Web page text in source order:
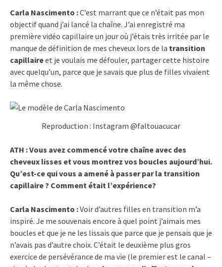
Carla Nascimento :C’est marrant que ce n’était pas mon
objectif quand j’ai lancé la chaîne. J’ai enregistré ma
première vidéo capillaire un jour où j’étais très irritée par le
manque de définition de mes cheveux lors de la transition
capillaireet je voulais me défouler, partager cette histoire
avec quelqu’un, parce que je savais que plus de filles vivaient
la même chose.
Reproduction : Instagram @faltouacucar
ATH : Vous avez commencé votre chaîne avec des
cheveux lisses et vous montrez vos boucles aujourd’hui.
Qu’est-ce qui vous a amené à passer par la transition
capillaire ? Comment était l’expérience?
Carla Nascimento :Voir d’autres filles en transition m’a
inspiré. Je me souvenais encore à quel point j’aimais mes
boucles et que je ne les lissais que parce que je pensais que je
n’avais pas d’autre choix. C’était le deuxième plus gros
exercice de persévérance de ma vie (le premier est le canal –